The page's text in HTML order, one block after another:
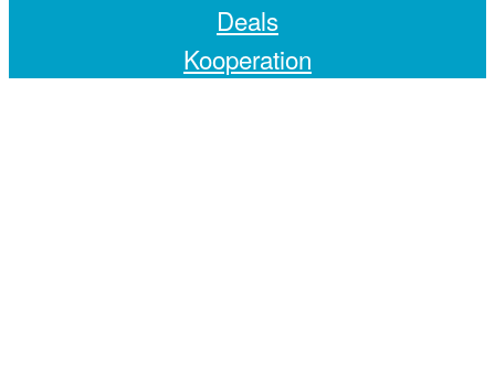
Deals
Kooperation